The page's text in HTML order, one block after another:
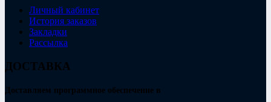
Личный кабинет
История заказов
Закладки
Рассылка
ДОСТАВКА
Доставляем программное обеспечение в